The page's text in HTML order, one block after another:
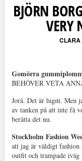
BJÖRN
VERY
CLARA
Gomörra
BEHÖVER VETA
Jorå. Det är lugnt. Men
av tanken på att inte få
berätta det nu.
Stockholm Fashion
att jag är väldigt fashion
outfit och trampade